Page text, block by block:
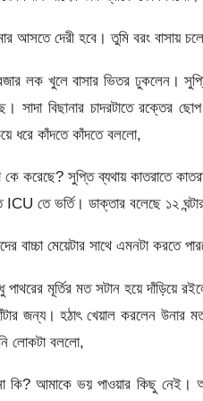
আসতে দেরী হবে। তুমি বরং বাসায়
দরজার লক খুলে বাসার ভিতর
সাদা বিছানার চাদরটাতে রক্তের
ধরে কাঁদতে কাঁদতে বললো,
করেছে? সুপ্তি ব্যথায় কাতরাতে
তে ভর্তি। ডাক্তার বলেছে ১২ ঘন্টার
বাচ্চা মেয়েটার সাথে এমনটা
মূর্তির মত সটান হয়ে দাঁড়িয়ে
জন্য। হঠাৎ খেয়াল করলেন উনার
লোকটা বললো,
কি? আমাকে ভয় পাওয়ার কিছু নেই।